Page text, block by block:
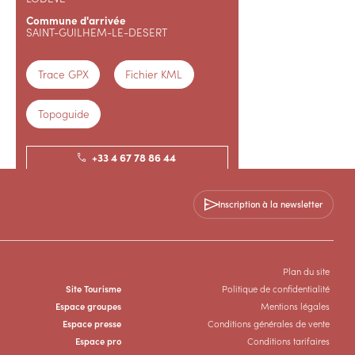
Commune d'arrivée
SAINT-GUILHEM-LE-DESERT
Trace GPX Fichier KML
Topoguide
+33 4 67 78 86 44
SITE WEB SITE WEB
Inscription à la newsletter
Site Tourisme
Espace groupes
Espace presse
Espace pro
Plan du site
Politique de confidentialité
Mentions légales
Conditions générales de vente
Conditions tarifaires